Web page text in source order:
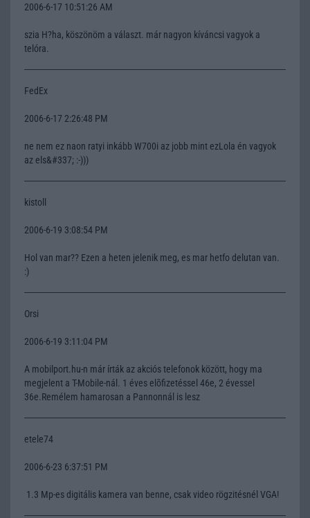
2006-6-17 10:51:26 AM
szia H?ha, köszönöm a választ. már nagyon kíváncsi vagyok a
telóra.
FedEx
2006-6-17 2:26:48 PM
ne nem ez naon ratyi inkább W700i az jobb mint ezLola én vagyok
az els&#337; :-)))
kistoll
2006-6-19 3:08:54 PM
Hol van mar?? Ezen a heten jelenik meg, es mar hetfo delutan van.
:)
Orsi
2006-6-19 3:11:04 PM
A mobilport.hu-n már írták az akciós telefonok között, hogy ma
megjelent a T-Mobile-nál. 1 éves elõfizetéssel 46e, 2 évessel
36e.Remélem hamarosan a Pannonnál is lesz
etele74
2006-6-23 6:37:51 PM
1.3 Mp-es digitális kamera van benne, csak video rögzitésnél VGA!